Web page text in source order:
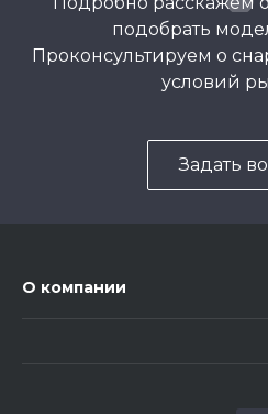
подобрать
Проконсультируем о
условий
Задать
О компании